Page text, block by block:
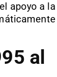
apoyo a la
al